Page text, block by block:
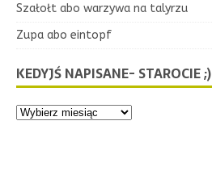
Szałołt abo warzywa na talyrzu
Zupa abo eintopf
KEDYJŚ NAPISANE- STAROCIE ;)